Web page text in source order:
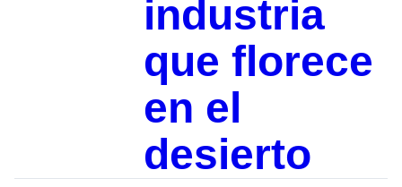
industria
que florece
en el
desierto